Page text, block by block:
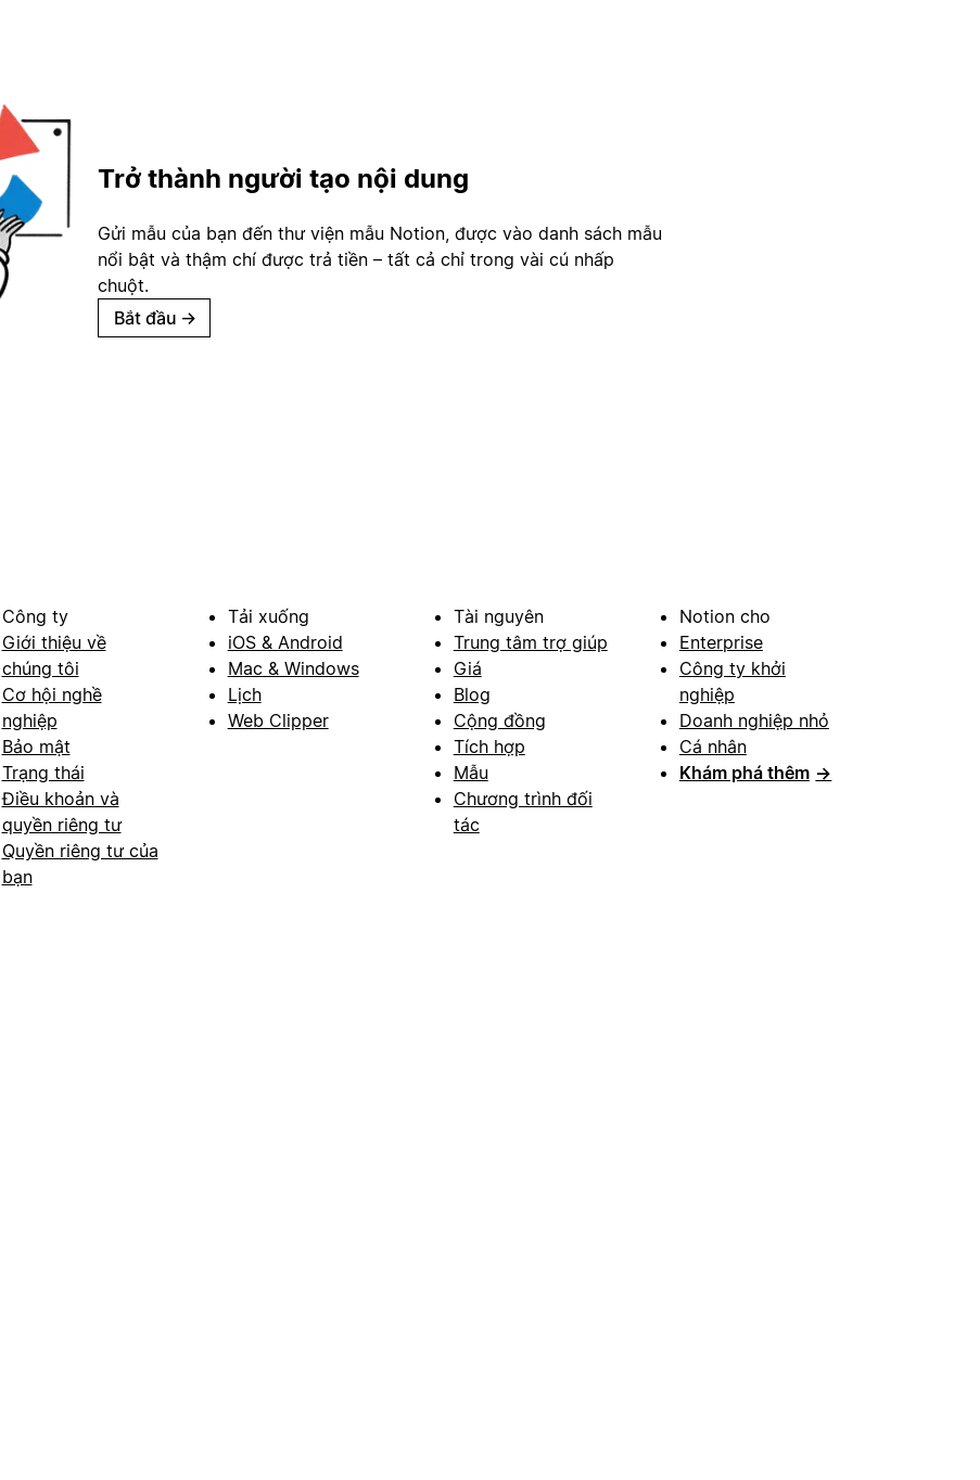
Trở thành người tạo nội dung
Gửi mẫu của bạn đến thư viện mẫu Notion, được vào danh sách mẫu
nổi bật và thậm chí được trả tiền – tất cả chỉ trong vài cú nhấp
chuột.
Bắt đầu →
Công ty
Giới thiệu về
chúng tôi
Cơ hội nghề
nghiệp
Bảo mật
Trạng thái
Điều khoản và
quyền riêng tư
Quyền riêng tư của
bạn
Tải xuống
iOS & Android
Mac & Windows
Lịch
Web Clipper
Tài nguyên
Trung tâm trợ giúp
Giá
Blog
Cộng đồng
Tích hợp
Mẫu
Chương trình đối
tác
Notion cho
Enterprise
Công ty khởi
nghiệp
Doanh nghiệp nhỏ
Cá nhân
Khám phá thêm →